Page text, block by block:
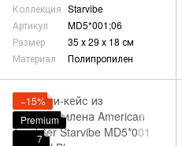
Коллекция Starvibe
Артикул
MD5*001;06
Размер
35 х 29 х 18 см
Материал
Полипропилен
−15%
Premium
7